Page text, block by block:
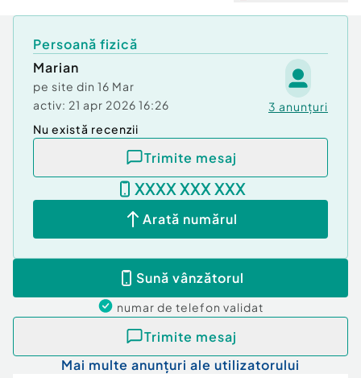
Preț: 150 RON
Persoană fizică
Marian
pe site din 16 Mar
activ: 21 apr 2026 16:26 3 anunțuri
Nu există recenzii
Trimite mesaj
XXXX XXX XXX
Arată numărul
Sună vânzătorul
numar de telefon validat
Trimite mesaj
Mai multe anunțuri ale utilizatorului